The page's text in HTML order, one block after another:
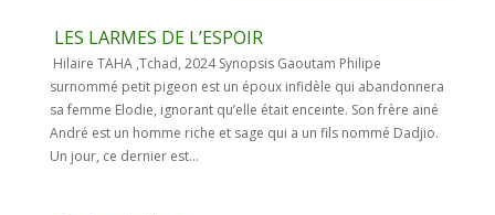
LES LARMES DE L’ESPOIR
Hilaire TAHA ,Tchad, 2024 Synopsis Gaoutam Philipe
surnommé petit pigeon est un époux infidèle qui abandonnera
sa femme Elodie, ignorant qu’elle était enceinte. Son frère ainé
André est un homme riche et sage qui a un fils nommé Dadjio.
Un jour, ce dernier est...